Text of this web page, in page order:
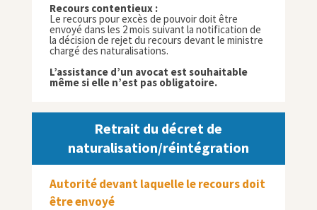
Recours contentieux :
Le recours pour excès de pouvoir doit être
envoyé dans les 2 mois suivant la notification de
la décision de rejet du recours devant le ministre
chargé des naturalisations.
L’assistance d’un avocat est souhaitable
même si elle n’est pas obligatoire.
Retrait du décret de
naturalisation/réintégration
Autorité devant laquelle le recours doit
être envoyé